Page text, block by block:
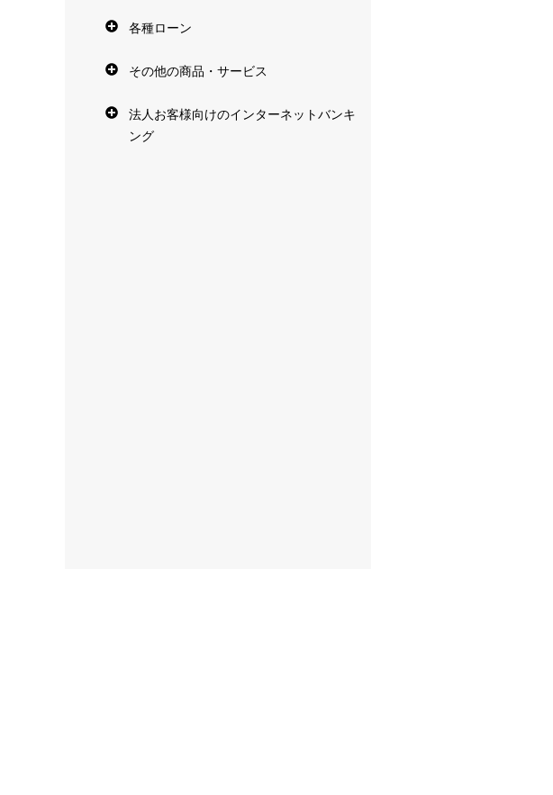
各種ローン
その他の商品・サービス
法人お客様向けのインターネットバンキ
ング